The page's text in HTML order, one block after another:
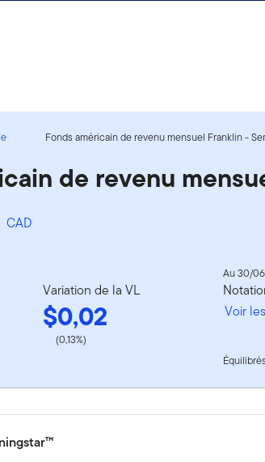
Fonds américain de revenu mensuel Franklin -
de revenu
CAD
Variation de la VL
$0,02
(0,13%)
Au 30/
Voir